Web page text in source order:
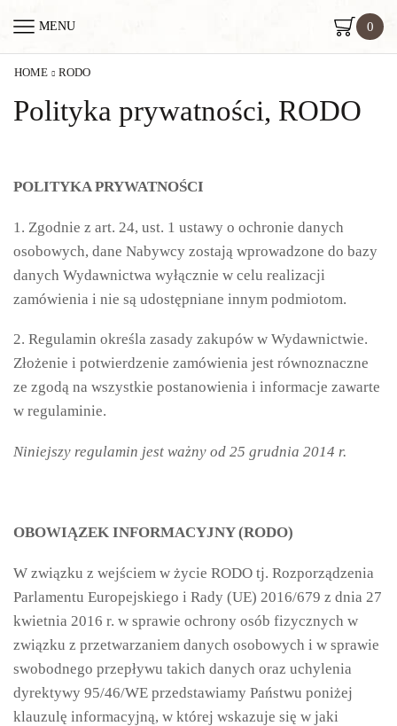
MENU 0
HOME RODO
Polityka prywatności, RODO
POLITYKA PRYWATNOŚCI
1. Zgodnie z art. 24, ust. 1 ustawy o ochronie danych
osobowych, dane Nabywcy zostają wprowadzone do bazy
danych Wydawnictwa wyłącznie w celu realizacji
zamówienia i nie są udostępniane innym podmiotom.
2. Regulamin określa zasady zakupów w Wydawnictwie.
Złożenie i potwierdzenie zamówienia jest równoznaczne
ze zgodą na wszystkie postanowienia i informacje zawarte
w regulaminie.
Niniejszy regulamin jest ważny od 25 grudnia 2014 r.
OBOWIĄZEK INFORMACYJNY (RODO)
W związku z wejściem w życie RODO tj. Rozporządzenia
Parlamentu Europejskiego i Rady (UE) 2016/679 z dnia 27
kwietnia 2016 r. w sprawie ochrony osób fizycznych w
związku z przetwarzaniem danych osobowych i w sprawie
swobodnego przepływu takich danych oraz uchylenia
dyrektywy 95/46/WE przedstawiamy Państwu poniżej
klauzulę informacyjną, w której wskazuje się w jaki